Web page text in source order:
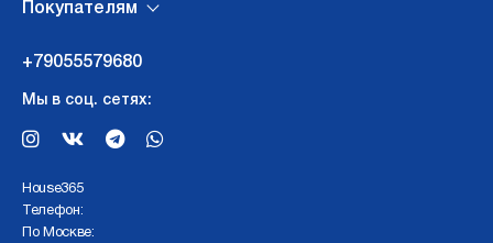
Покупателям
+79055579680
Мы в соц. сетях:
Нouse365
Телефон:
По Москве: